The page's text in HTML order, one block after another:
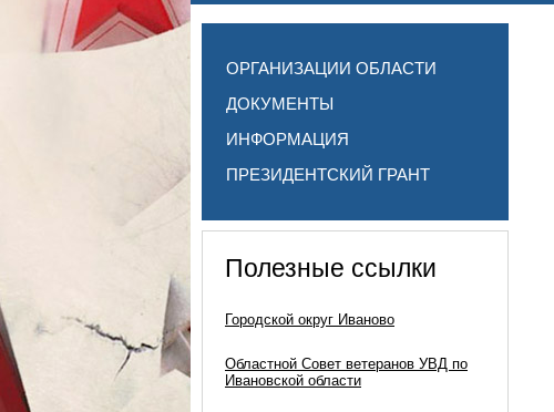
ОРГАНИЗАЦИИ ОБЛАСТИ
ДОКУМЕНТЫ
ИНФОРМАЦИЯ
ПРЕЗИДЕНТСКИЙ ГРАНТ
Полезные ссылки
Городской округ Иваново
Областной Совет ветеранов УВД по
Ивановской области